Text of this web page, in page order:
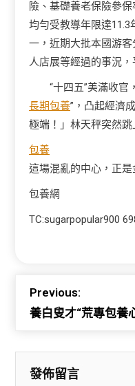
險、基礎養老保險參
均勻受教導年限達11.3
一，近期大批本國游
人店展等經過的事況
“十四五”美滿收官
長期包養”，凸起經濟
極端！」林天秤突然
包養
這場混亂的中心，正是
包養網
TC:sugarpopular900
Previous:
養白叟才“荒專包養
發佈留言